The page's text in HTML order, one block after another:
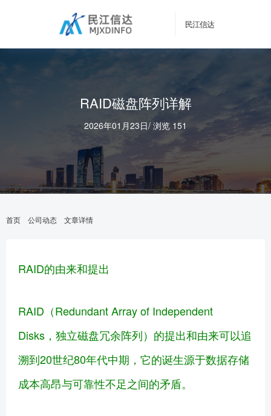
民江信达
RAID磁盘阵列详解
2026年01月23日/ 浏览 151
首页 公司动态 文章详情
RAID的由来和提出
RAID（Redundant Array of Independent
Disks，独立磁盘冗余阵列）的提出和由来可以追
溯到20世纪80年代中期，它的诞生源于数据存储
成本高昂与可靠性不足之间的矛盾。